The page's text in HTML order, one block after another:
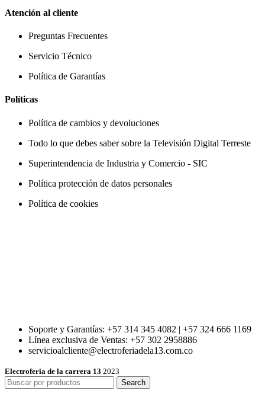
Atención al cliente
Preguntas Frecuentes
Servicio Técnico
Política de Garantías
Políticas
Política de cambios y devoluciones
Todo lo que debes saber sobre la Televisión Digital Terreste
Superintendencia de Industria y Comercio - SIC
Política protección de datos personales
Política de cookies
Soporte y Garantías: +57 314 345 4082 | +57 324 666 1169
Línea exclusiva de Ventas: +57 302 2958886
servicioalcliente@electroferiadela13.com.co
Electroferia de la carrera 13 2023
Search